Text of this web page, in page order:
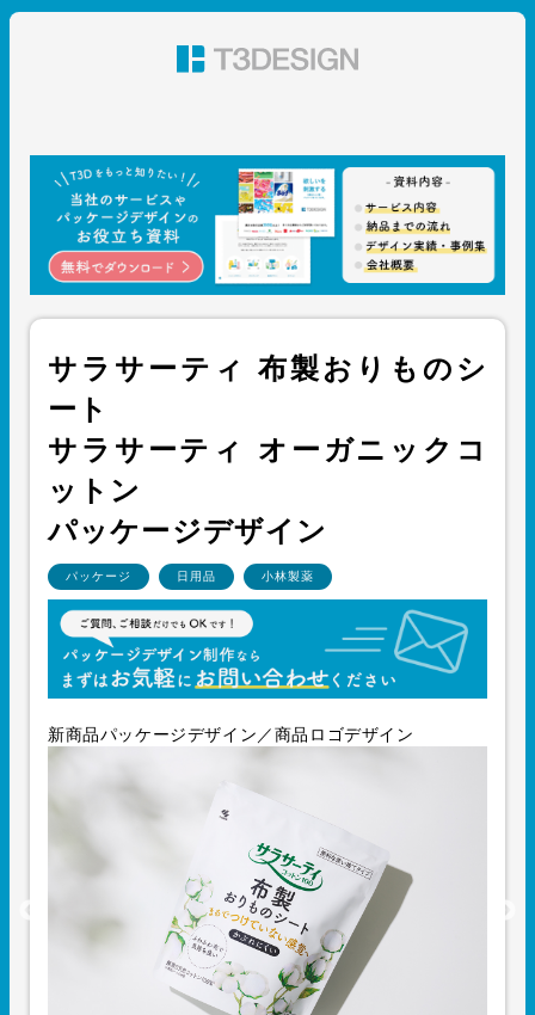
ン 株式会社T3デザイン
サラサーティ 布製おりものシ
ート
サラサーティ オーガニックコ
ットン
パッケージデザイン
パッケージ 日用品 小林製薬
新商品パッケージデザイン／商品ロゴデザイン